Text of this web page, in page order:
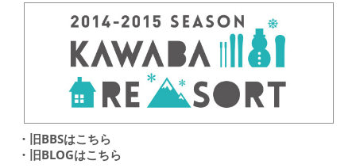
・旧BBSはこちら
・旧BLOGはこちら